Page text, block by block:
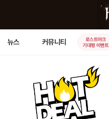
뉴스 커뮤니티
로스트아크
기대평 이벤트